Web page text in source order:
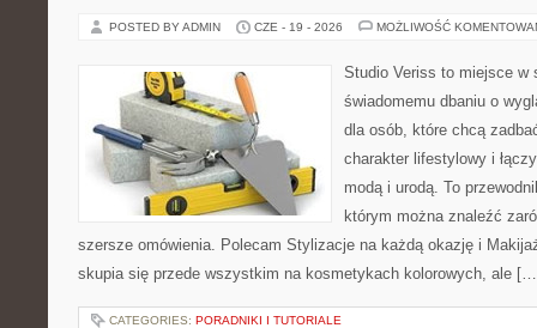
POSTED BY ADMIN CZE - 19 - 2026 MOŻLIWOŚĆ
Studio Veriss to miejsce w
świadomemu dbaniu o
dla osób, które chcą
charakter lifestylowy i
modą i urodą. To
którym można znaleźć
szersze omówienia. Polecam Stylizacje na każdą okazję i
skupia się przede wszystkim na kosmetykach kolorowych, ale
CATEGORIES: PORADNIKI I TUTORIALE